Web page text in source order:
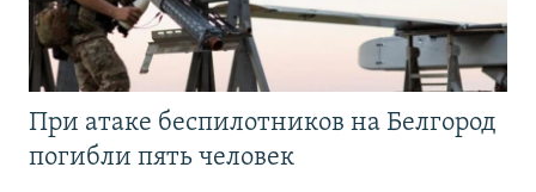
При атаке беспилотников на Белгород
погибли пять человек